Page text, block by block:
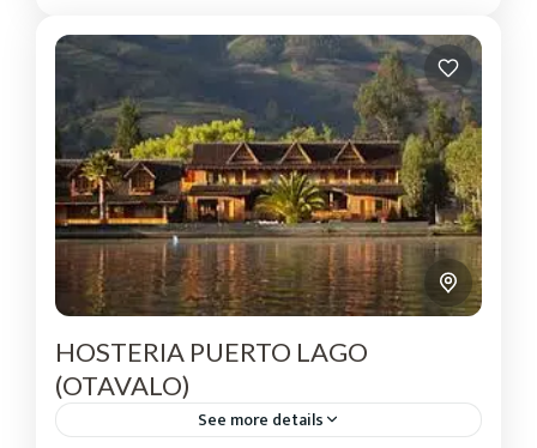
HOSTERIA PUERTO LAGO
(OTAVALO)
See more details